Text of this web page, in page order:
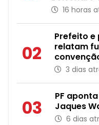
16 horas
02
Prefeito e
relatam
3 dias
03
PF
Jaques
6 dias